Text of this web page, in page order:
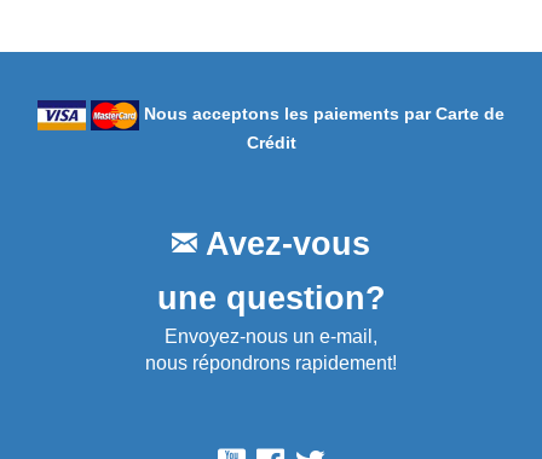
Nous acceptons les paiements par Carte de
Crédit
Avez-vous
une question?
Envoyez-nous un e-mail,
nous répondrons rapidement!